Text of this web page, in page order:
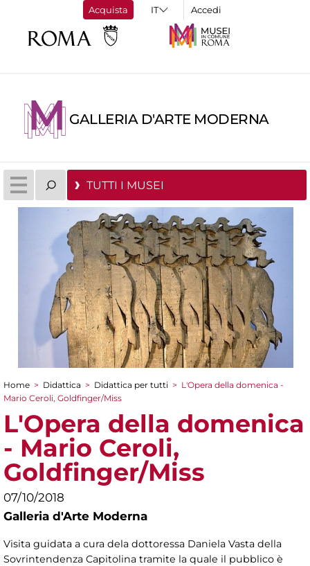
Acquista Accedi
GALLERIA D'ARTE MODERNA
TUTTI I MUSEI
Tu sei qui
Home > Didattica > Didattica per tutti > L'Opera della domenica -
Mario Ceroli, Goldfinger/Miss
L'Opera della domenica
- Mario Ceroli,
Goldfinger/Miss
07/10/2018
Galleria d'Arte Moderna
Visita guidata a cura dela dottoressa Daniela Vasta della
Sovrintendenza Capitolina tramite la quale il pubblico è